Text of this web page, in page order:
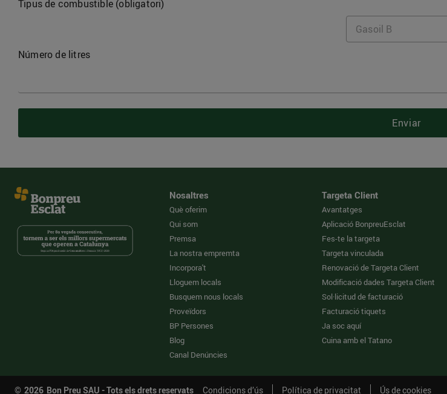
Tipus de combustible (obligatori)
Número de litres
Enviar
Nosaltres
Què oferim
Qui som
Premsa
La nostra empremta
Incorpora't
Lloguem locals
Busquem nous locals
Proveïdors
BP Persones
Blog
Canal Denúncies
Targeta Client
Avantatges
Aplicació BonpreuEsclat
Fes-te la targeta
Targeta vinculada
Renovació de Targeta Client
Modificació dades Targeta Client
Sol·licitud de facturació
Facturació tiquets
Ja soc aquí
Cuina amb el Tatano
© 2026 Bon Preu SAU - Tots els drets reservats Condicions d’ús Política de privacitat Ús de cookies